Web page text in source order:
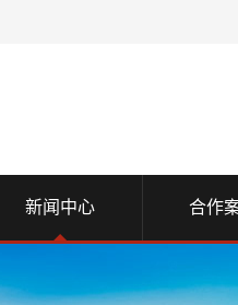
新闻中心 合作